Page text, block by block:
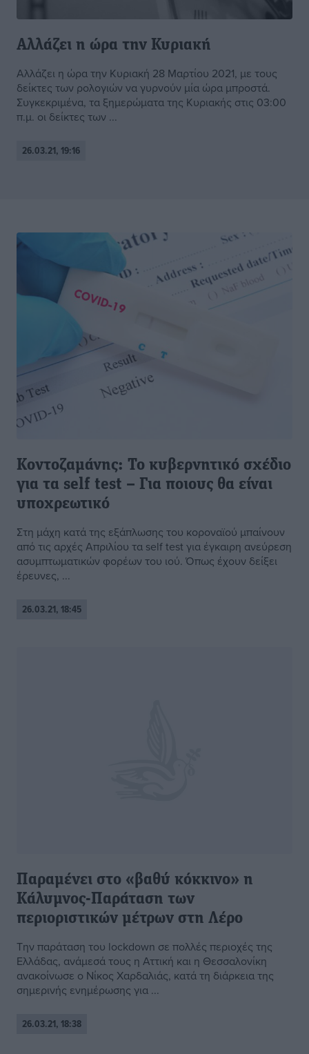
Αλλάζει η ώρα την Κυριακή
Αλλάζει η ώρα την Κυριακή 28 Μαρτίου 2021, με τους
δείκτες των ρολογιών να γυρνούν μία ώρα μπροστά.
Συγκεκριμένα, τα ξημερώματα της Κυριακής στις 03:00
π.μ. οι δείκτες των ...
26.03.21, 19:16
Κοντοζαμάνης: Το κυβερνητικό σχέδιο
για τα self test – Για ποιους θα είναι
υποχρεωτικό
Στη μάχη κατά της εξάπλωσης του κοροναϊού μπαίνουν
από τις αρχές Απριλίου τα self test για έγκαιρη ανεύρεση
ασυμπτωματικών φορέων του ιού. Όπως έχουν δείξει
έρευνες, ...
26.03.21, 18:45
Παραμένει στο «βαθύ κόκκινο» η
Κάλυμνος-Παράταση των
περιοριστικών μέτρων στη Λέρο
Την παράταση του lockdown σε πολλές περιοχές της
Ελλάδας, ανάμεσά τους η Αττική και η Θεσσαλονίκη
ανακοίνωσε ο Νίκος Χαρδαλιάς, κατά τη διάρκεια της
σημερινής ενημέρωσης για ...
26.03.21, 18:38